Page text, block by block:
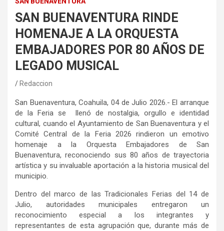
SAN BUENAVENTURA RINDE
HOMENAJE A LA ORQUESTA
EMBAJADORES POR 80 AÑOS DE
LEGADO MUSICAL
Redaccion
San Buenaventura, Coahuila, 04de Julio 2026.- El arranque
de la Feria se llenó de nostalgia, orgullo e identidad
cultural, cuando el Ayuntamiento de San Buenaventura y el
Comité Central de la Feria 2026 rindieron un emotivo
homenaje a la Orquesta Embajadores de San
Buenaventura, reconociendo sus 80 años de trayectoria
artística y su invaluable aportación a la historia musical del
municipio.
Dentro del marco de las Tradicionales Ferias del 14 de
Julio, autoridades municipales entregaron un
reconocimiento especial a los integrantes y
representantes de esta agrupación que, durante más de